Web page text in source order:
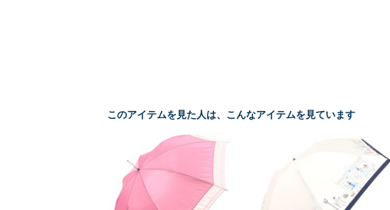
このアイテムを見た人は、こんなアイテムを見ています